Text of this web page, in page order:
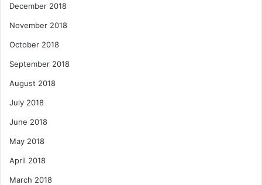
December 2018
November 2018
October 2018
September 2018
August 2018
July 2018
June 2018
May 2018
April 2018
March 2018